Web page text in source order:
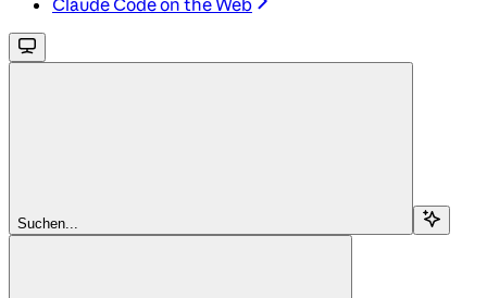
Suchen...